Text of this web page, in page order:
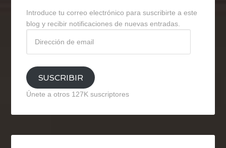
Introduce tu correo electrónico para suscribirte a este
blog y recibir notificaciones de nuevas entradas.
email
SUSCRIBIR
Únete a otros 127K suscriptores